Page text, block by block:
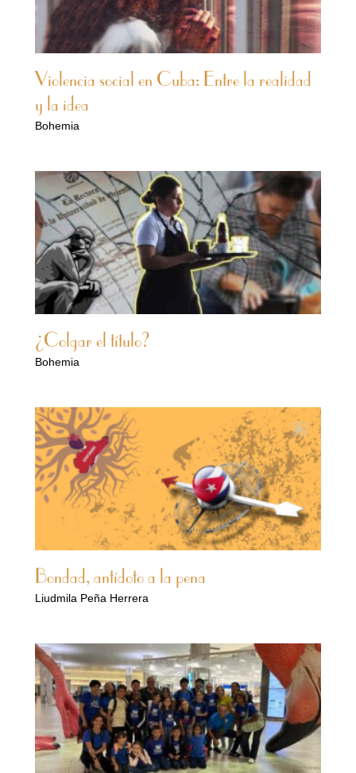
Violencia social en Cuba: Entre la realidad
y la idea
Bohemia
¿Colgar el título?
Bohemia
Bondad, antídoto a la pena
Liudmila Peña Herrera